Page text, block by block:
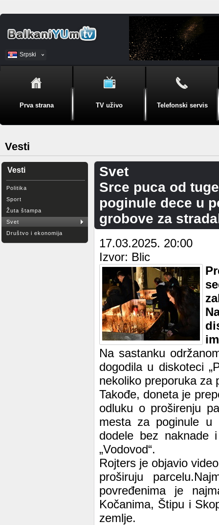
Srpski
BiH
Prva strana TV uživo Telefonski servis
Vesti
Vesti
Politika
Sport
Žuta štampa
Svet
Društvo i ekonomija
Svet
Srce puca od
poginule dece u
grobove za
17.03.2025. 20:00
Izvor: Blic
Na sastanku
dogodila u diskoteci
nekoliko preporuka za
Takođe, doneta je
odluku o proširenju
mesta za poginule
dodele bez naknade
„Vodovod“.
Rojters je objavio
proširuju
povređenima je
Kočanima, Štipu i
zemlje.